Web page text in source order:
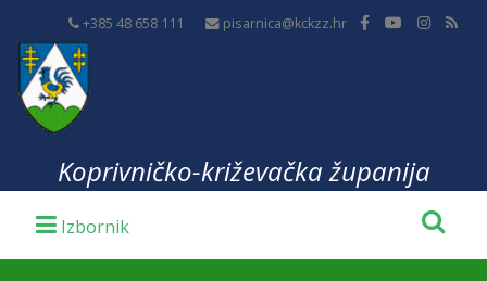
+385 48 658 111 pisarnica@kckzz.hr
Koprivničko-križevačka županija